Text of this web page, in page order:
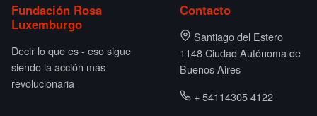
Fundación Rosa
Luxemburgo
Decir lo que es - eso sigue
siendo la acción más
revolucionaria
Contacto
Santiago del Estero
1148 Ciudad Autónoma de
Buenos Aires
+ 54114305 4122